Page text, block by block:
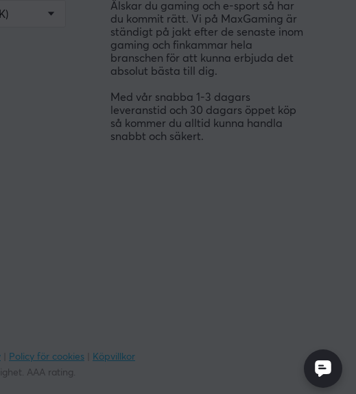
Älskar du gaming och e-sport så har
du kommit rätt. Vi på MaxGaming är
ständigt på jakt efter de senaste inom
gaming och finkammar hela
branschen för att kunna erbjuda det
absolut bästa till dig.
Med vår snabba 1-3 dagars
leveranstid och 30 dagars öppet köp
så kommer du alltid kunna handla
snabbt och säkert.
Policy för cookies
Köpvillkor
AAA rating.